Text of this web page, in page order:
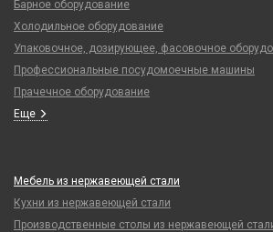
Барное оборудование
Холодильное оборудование
Упаковочное, дозирующее, фасовочное
Профессиональные посудомоечные машины
Прачечное оборудование
Еще
Мебель из нержавеющей стали
Кухни из нержавеющей стали
Производственные столы из нержавеющей